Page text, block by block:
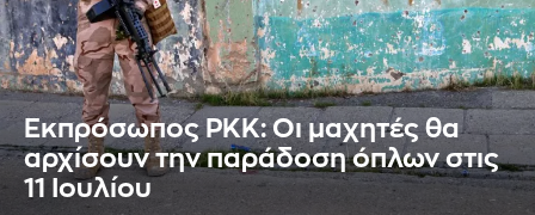
Εκπρόσωπος PKK: Οι μαχητές θα
αρχίσουν την παράδοση όπλων στις
11 Ιουλίου